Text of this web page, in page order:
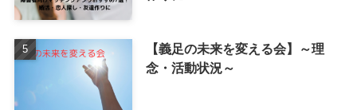
【義足の未来を変える会】～理
念・活動状況～